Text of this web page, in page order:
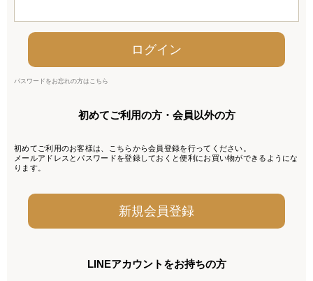
パスワードをお忘れの方はこちら
初めてご利用の方・会員以外の方
初めてご利用のお客様は、こちらから会員登録を行ってください。
メールアドレスとパスワードを登録しておくと便利にお買い物ができるようにな
ります。
LINEアカウントをお持ちの方